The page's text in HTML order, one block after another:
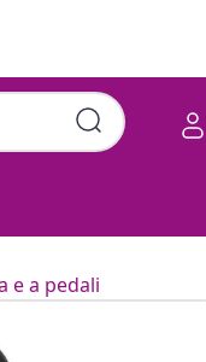
e a pedali